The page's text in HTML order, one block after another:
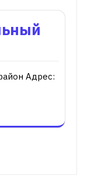
Адрес: